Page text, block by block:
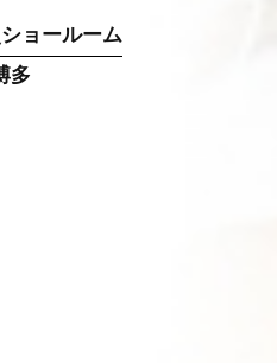
ョールーム
多